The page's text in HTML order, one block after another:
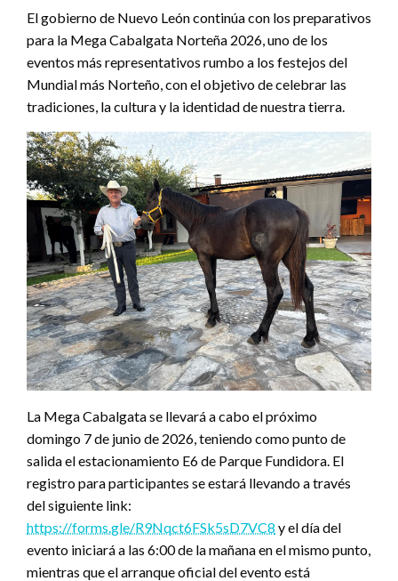
El gobierno de Nuevo León continúa con los preparativos
para la Mega Cabalgata Norteña 2026, uno de los
eventos más representativos rumbo a los festejos del
Mundial más Norteño, con el objetivo de celebrar las
tradiciones, la cultura y la identidad de nuestra tierra.
La Mega Cabalgata se llevará a cabo el próximo
domingo 7 de junio de 2026, teniendo como punto de
salida el estacionamiento E6 de Parque Fundidora. El
registro para participantes se estará llevando a través
del siguiente link:
https://forms.gle/R9Nqct6FSk5sD7VC8 y el día del
evento iniciará a las 6:00 de la mañana en el mismo punto,
mientras que el arranque oficial del evento está